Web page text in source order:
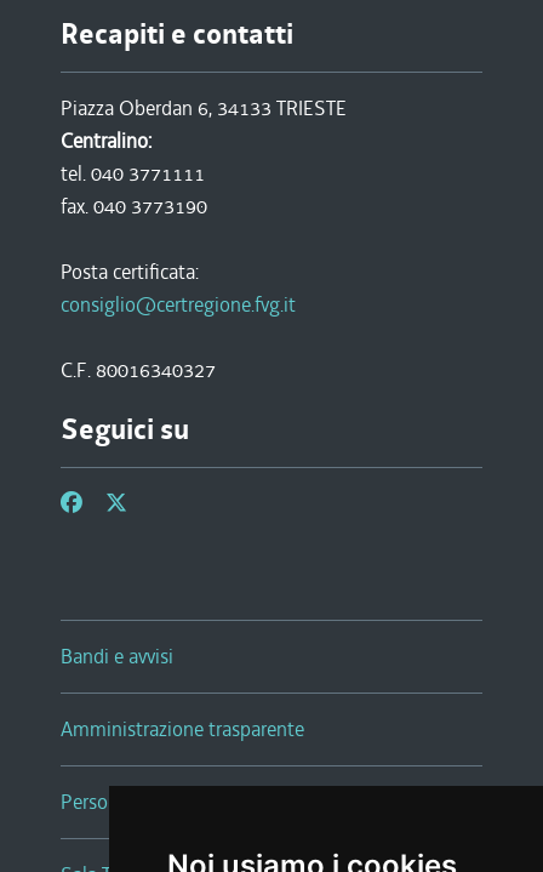
Recapiti e contatti
Piazza Oberdan 6, 34133 TRIESTE
Centralino:
tel. 040 3771111
fax. 040 3773190
Posta certificata:
consiglio@certregione.fvg.it
C.F. 80016340327
Seguici su
Bandi e avvisi
Amministrazione trasparente
Persone e Uffici